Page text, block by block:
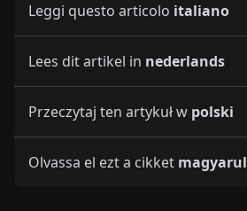
Leggi questo articolo italiano
Lees dit artikel in nederlands
Przeczytaj ten artykuł w polski
Olvassa el ezt a cikket magyarul